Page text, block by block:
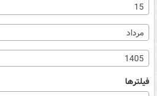
15
مرداد
1405
فیلترها